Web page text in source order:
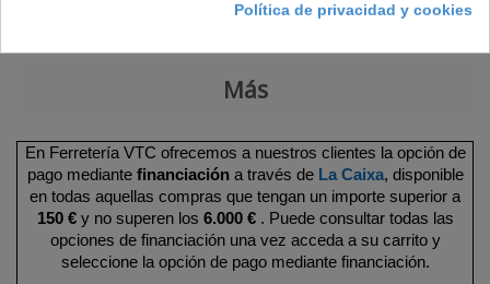
Más
En Ferretería VTC ofrecemos a nuestros clientes la opción de
pago mediante financiacióna través de La Caixa, disponible
en todas aquellas compras que tengan un importe superior a
150 €y no superen los 6.000 €. Puede consultar todas las
opciones de financiación una vez acceda a su carrito y
seleccione la opción de pago mediante financiación.
Política de privacidad y cookies